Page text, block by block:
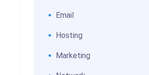
Email
Hosting
Marketing